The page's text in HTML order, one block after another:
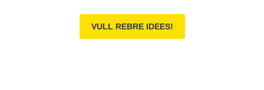
VULL REBRE IDEES!